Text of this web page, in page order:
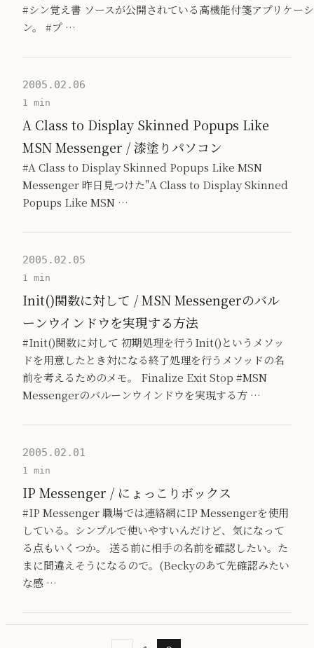
#シン覚え書 ソースが公開されている高機能付箋アプリケー
ン。 #プ …
2005.02.06
1 min
A Class to Display Skinned Popups Like
MSN Messenger / 漆塗りパソコン
#A Class to Display Skinned Popups Like MSN
Messenger 昨日見つけた"A Class to Display Skinned
Popups Like MSN …
2005.02.05
1 min
Init()関数に対して / MSN Messengerのバル
ーンウインドウを実現する方法
#Init()関数に対して 初期処理を行うInit()というメソッ
ドを用意したとき対になる終了処理を行うメソッドの名
前を考えるためのメモ。 Finalize Exit Stop #MSN
Messengerのバルーンウインドウを実現する方 …
2005.02.01
1 min
IP Messenger / にょっこりボックス
#IP Messenger 職場では連絡網にIP Messengerを使用
している。シンプルで使いやすいんだけど、気になって
る点もいくつか。 送る前に相手の名前を確認したい。た
まに間違えそうになるので。(Beckyのあて先確認みたい
な感 …